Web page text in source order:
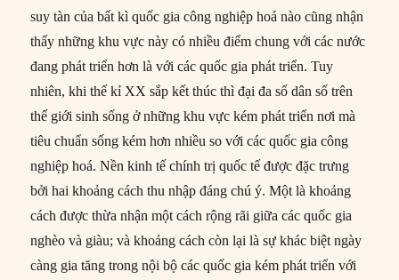
suy tàn của bất kì quốc gia công nghiệp hoá nào cũng nhận
thấy những khu vực này có nhiều điểm chung với các nước
đang phát triển hơn là với các quốc gia phát triển. Tuy
nhiên, khi thế kỉ XX sắp kết thúc thì đại đa số dân số trên
thế giới sinh sống ở những khu vực kém phát triển nơi mà
tiêu chuẩn sống kém hơn nhiều so với các quốc gia công
nghiệp hoá. Nền kinh tế chính trị quốc tế được đặc trưng
bởi hai khoảng cách thu nhập đáng chú ý. Một là khoảng
cách được thừa nhận một cách rộng rãi giữa các quốc gia
nghèo và giàu; và khoảng cách còn lại là sự khác biệt ngày
càng gia tăng trong nội bộ các quốc gia kém phát triển với